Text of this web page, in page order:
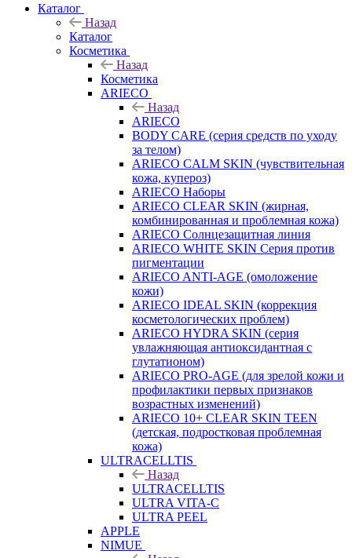
Каталог
Назад
Каталог
Косметика
Назад
Косметика
ARIECO
Назад
ARIECO
BODY CARE (серия средств по уходу
за телом)
ARIECO CALM SKIN (чувствительная
кожа, купероз)
ARIECO Наборы
ARIECO CLEAR SKIN (жирная,
комбинированная и проблемная кожа)
ARIECO Солнцезащитная линия
ARIECO WHITE SKIN Серия против
пигментации
ARIECO ANTI-AGE (омоложение
кожи)
ARIECO IDEAL SKIN (коррекция
косметологических проблем)
ARIECO HYDRA SKIN (серия
увлажняющая антиоксидантная с
глутатионом)
ARIECO PRO-AGE (для зрелой кожи и
профилактики первых признаков
возрастных изменений)
ARIECO 10+ CLEAR SKIN TEEN
(детская, подростковая проблемная
кожа)
ULTRACELLTIS
Назад
ULTRACELLTIS
ULTRA VITA-C
ULTRA PEEL
APPLE
NIMUE